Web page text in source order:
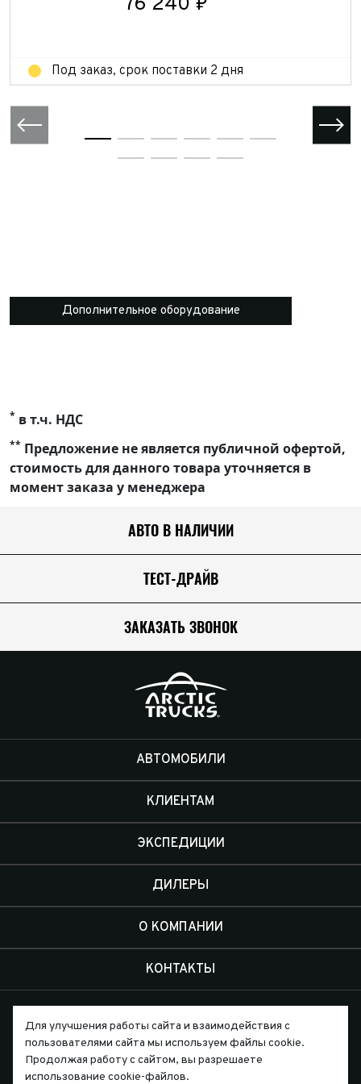
Под заказ, срок поставки 2 дня
Дополнительное оборудование
* в т.ч. НДС
** Предложение не является публичной офертой,
стоимость для данного товара уточняется в
момент заказа у менеджера
АВТО В НАЛИЧИИ
ТЕСТ-ДРАЙВ
ЗАКАЗАТЬ ЗВОНОК
АВТОМОБИЛИ
КЛИЕНТАМ
ЭКСПЕДИЦИИ
ДИЛЕРЫ
О КОМПАНИИ
КОНТАКТЫ
Письмо директору
Для улучшения работы сайта и взаимодействия с
пользователями сайта мы используем файлы cookie.
Продолжая работу с сайтом, вы разрешаете
использование cookie-файлов.